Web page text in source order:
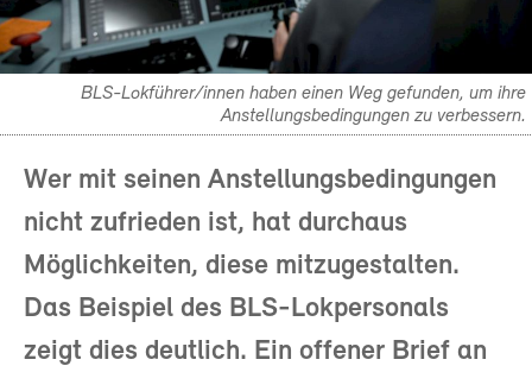
BLS-Lokführer/innen haben einen Weg gefunden, um ihre
Anstellungsbedingungen zu verbessern.
Wer mit seinen Anstellungsbedingungen
nicht zufrieden ist, hat durchaus
Möglichkeiten, diese mitzugestalten.
Das Beispiel des BLS-Lokpersonals
zeigt dies deutlich. Ein offener Brief an